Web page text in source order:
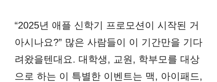
“2025년 애플 신학기 프로모션이 시작된 거
아시나요?” 많은 사람들이 이 기간만을 기다
려왔을텐대요. 대학생, 교원, 학부모를 대상
으로 하는 이 특별한 이벤트는 맥, 아이패드,